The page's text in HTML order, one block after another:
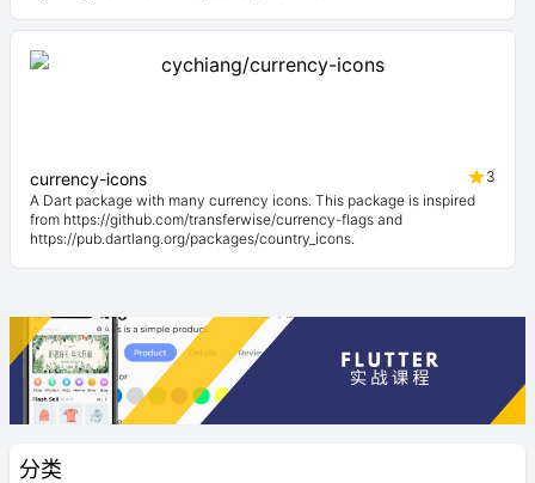
分类
currency-icons
3
A Dart package with many currency icons. This package is inspired
from https://github.com/transferwise/currency-flags and
https://pub.dartlang.org/packages/country_icons.